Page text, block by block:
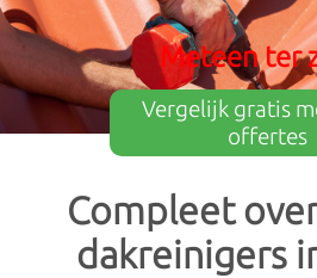
Meest
Dak ontmossen: Waarom is het
Schoorsteen vegen: Wat zijn je
Meteen ter
Vergelijk gratis
offertes
Compleet
dakreinigers